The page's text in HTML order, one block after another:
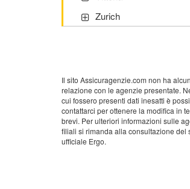
Zurich
Il sito Assicuragenzie.com non ha
relazione con le agenzie presentate.
cui fossero presenti dati inesatti è
contattarci per ottenere la modifica in
brevi. Per ulteriori informazioni sulle
filiali si rimanda alla consultazione del
ufficiale Ergo.